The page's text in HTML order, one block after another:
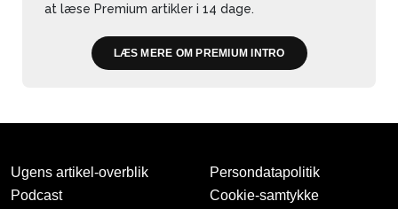
at læse Premium artikler i 14 dage.
LÆS MERE OM PREMIUM INTRO
Ugens artikel-overblik
Podcast
Persondatapolitik
Cookie-samtykke